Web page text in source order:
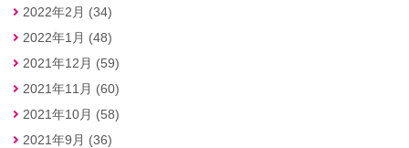
2022年2月 (34)
2022年1月 (48)
2021年12月 (59)
2021年11月 (60)
2021年10月 (58)
2021年9月 (36)